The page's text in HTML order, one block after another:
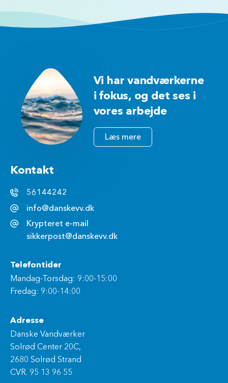
Vi har vandværkerne
i fokus, og det ses i
vores arbejde
Læs mere
Kontakt
56144242
info@danskevv.dk
Krypteret e-mail
sikkerpost@danskevv.dk
Telefontider
Mandag-Torsdag: 9:00-15:00
Fredag: 9:00-14:00
Adresse
Danske Vandværker
Solrød Center 20C,
2680 Solrød Strand
CVR. 95 13 96 55